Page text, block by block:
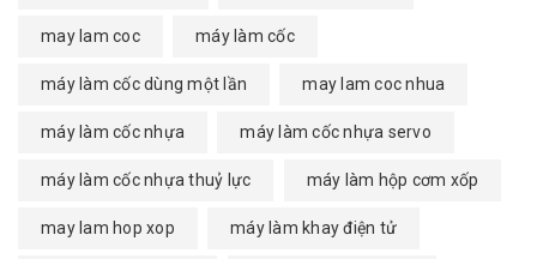
may lam coc máy làm cốc
máy làm cốc dùng một lần may lam coc nhua
máy làm cốc nhựa máy làm cốc nhựa servo
máy làm cốc nhựa thuỷ lực máy làm hộp cơm xốp
may lam hop xop máy làm khay điện tử